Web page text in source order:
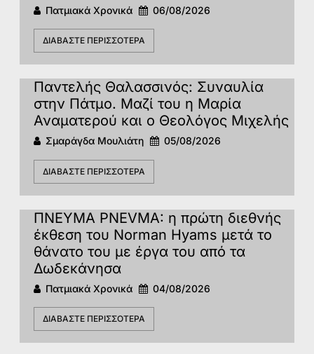
Πατμιακά Χρονικά 06/08/2026
ΔΙΑΒΆΣΤΕ ΠΕΡΙΣΣΌΤΕΡΑ
Παντελής Θαλασσινός: Συναυλία
στην Πάτμο. Μαζί του η Μαρία
Αναματερού και ο Θεολόγος Μιχελής
Σμαράγδα Μουλιάτη 05/08/2026
ΔΙΑΒΆΣΤΕ ΠΕΡΙΣΣΌΤΕΡΑ
ΠΝΕΥΜΑ PNEVMA: η πρώτη διεθνής
έκθεση του Norman Hyams μετά το
θάνατο του με έργα του από τα
Δωδεκάνησα
Πατμιακά Χρονικά 04/08/2026
ΔΙΑΒΆΣΤΕ ΠΕΡΙΣΣΌΤΕΡΑ